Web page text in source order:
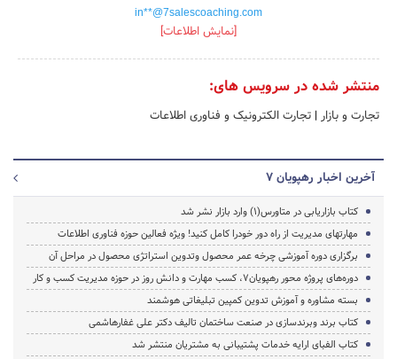
in**@7salescoaching.com
[نمایش اطلاعات]
منتشر شده در سرویس های:
تجارت و بازار | تجارت الکترونیک و فناوری اطلاعات
آخرین اخبار رهپویان 7
کتاب بازاریابی در متاورس(1) وارد بازار نشر شد
مهارتهای مدیریت از راه دور خودرا کامل کنید! ویژه فعالین حوزه فناوری اطلاعات
برگزاری دوره آموزشی چرخه عمر محصول وتدوین استراتژی محصول در مراحل آن
دوره‌های پروژه محور رهپویان7، کسب مهارت و دانش روز در حوزه مدیریت کسب و کار
بسته مشاوره و آموزش تدوین کمپین تبلیغاتی هوشمند
کتاب برند وبرند‌سازی در صنعت ساختمان تالیف دکتر علی غفارهاشمی
کتاب الفبای ارایه خدمات پشتیبانی به مشتریان منتشر شد